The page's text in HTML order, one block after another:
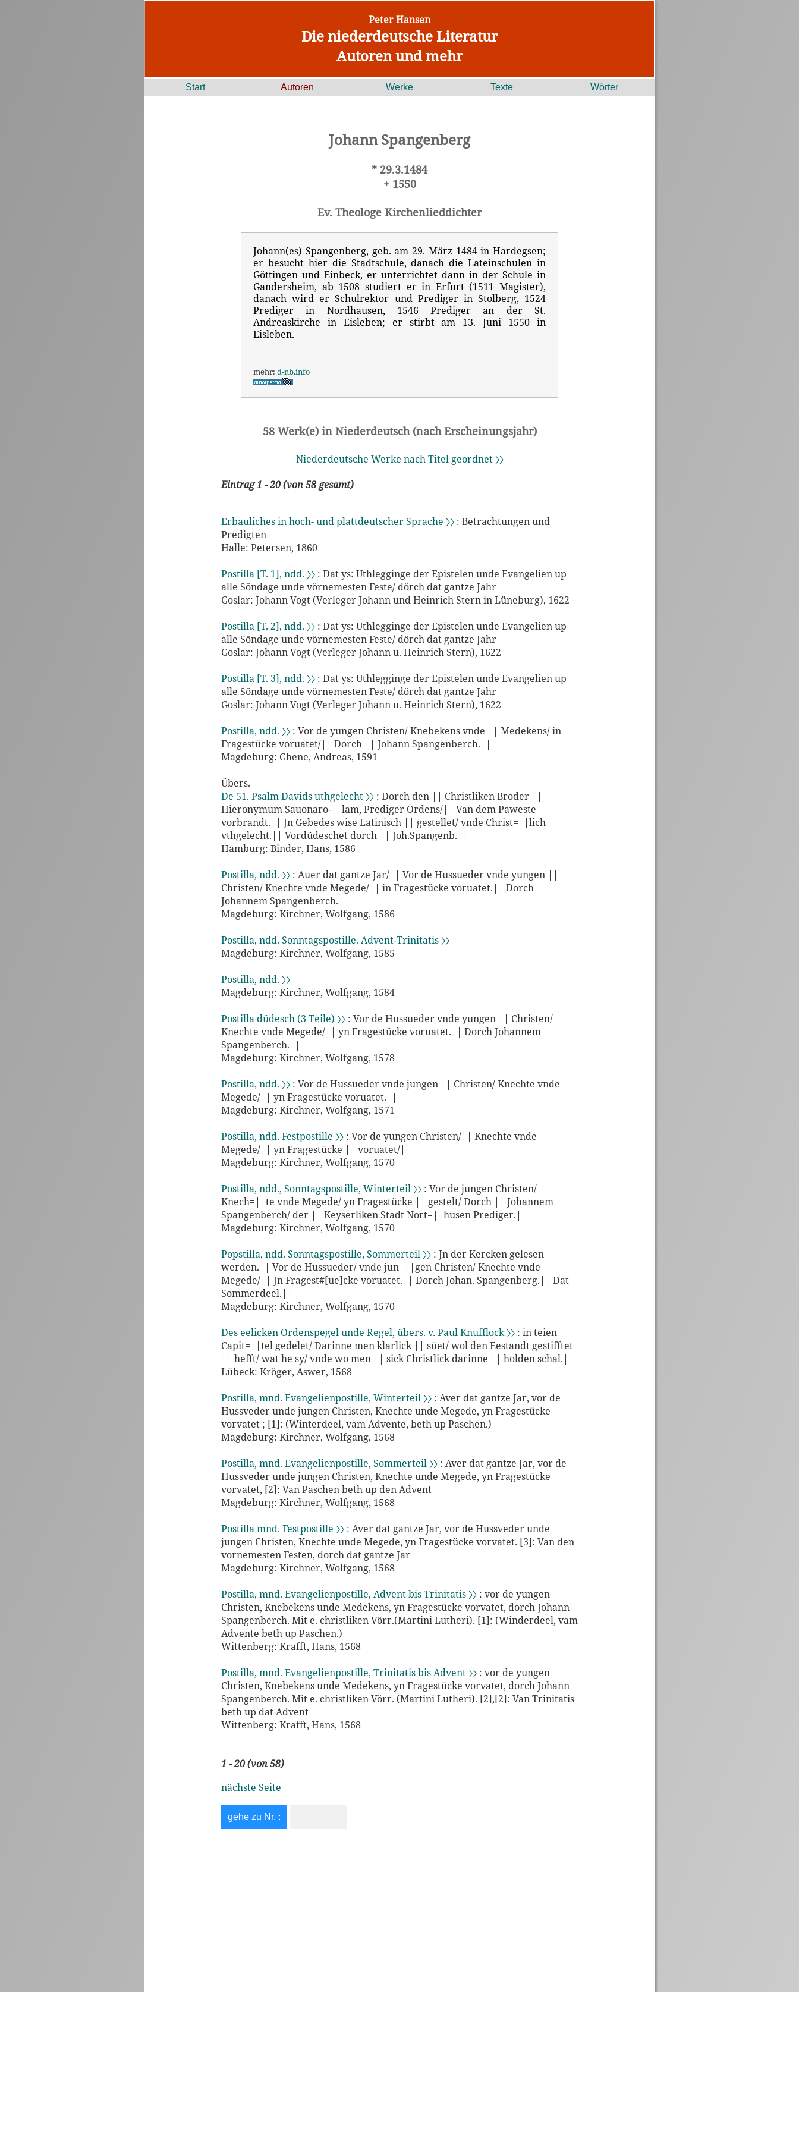
Peter Hansen
Die niederdeutsche Literatur
Autoren und mehr
Start Autoren Werke Texte Wörter
Johann Spangenberg
* 29.3.1484
+ 1550
Ev. Theologe Kirchenlieddichter
Johann(es) Spangenberg, geb. am 29. März 1484 in Hardegsen;
er besucht hier die Stadtschule, danach die Lateinschulen in
Göttingen und Einbeck, er unterrichtet dann in der Schule in
Gandersheim, ab 1508 studiert er in Erfurt (1511 Magister),
danach wird er Schulrektor und Prediger in Stolberg, 1524
Prediger in Nordhausen, 1546 Prediger an der St.
Andreaskirche in Eisleben; er stirbt am 13. Juni 1550 in
Eisleben.
mehr: d-nb.info
58 Werk(e) in Niederdeutsch (nach Erscheinungsjahr)
Niederdeutsche Werke nach Titel geordnet 〉〉
Eintrag 1 - 20 (von 58 gesamt)
Erbauliches in hoch- und plattdeutscher Sprache 〉〉 : Betrachtungen und
Predigten
Halle: Petersen, 1860
Postilla [T. 1], ndd. 〉〉 : Dat ys: Uthlegginge der Epistelen unde Evangelien up
alle Söndage unde vörnemesten Feste/ dörch dat gantze Jahr
Goslar: Johann Vogt (Verleger Johann und Heinrich Stern in Lüneburg), 1622
Postilla [T. 2], ndd. 〉〉 : Dat ys: Uthlegginge der Epistelen unde Evangelien up
alle Söndage unde vörnemesten Feste/ dörch dat gantze Jahr
Goslar: Johann Vogt (Verleger Johann u. Heinrich Stern), 1622
Postilla [T. 3], ndd. 〉〉 : Dat ys: Uthlegginge der Epistelen unde Evangelien up
alle Söndage unde vörnemesten Feste/ dörch dat gantze Jahr
Goslar: Johann Vogt (Verleger Johann u. Heinrich Stern), 1622
Postilla, ndd. 〉〉 : Vor de yungen Christen/ Knebekens vnde || Medekens/ in
Fragestücke voruatet/|| Dorch || Johann Spangenberch.||
Magdeburg: Ghene, Andreas, 1591
Übers.
De 51. Psalm Davids uthgelecht 〉〉 : Dorch den || Christliken Broder ||
Hieronymum Sauonaro-||lam, Prediger Ordens/|| Van dem Paweste
vorbrandt.|| Jn Gebedes wise Latinisch || gestellet/ vnde Christ=||lich
vthgelecht.|| Vordüdeschet dorch || Joh.Spangenb.||
Hamburg: Binder, Hans, 1586
Postilla, ndd. 〉〉 : Auer dat gantze Jar/|| Vor de Hussueder vnde yungen ||
Christen/ Knechte vnde Megede/|| in Fragestücke voruatet.|| Dorch
Johannem Spangenberch.
Magdeburg: Kirchner, Wolfgang, 1586
Postilla, ndd. Sonntagspostille. Advent-Trinitatis 〉〉
Magdeburg: Kirchner, Wolfgang, 1585
Postilla, ndd. 〉〉
Magdeburg: Kirchner, Wolfgang, 1584
Postilla düdesch (3 Teile) 〉〉 : Vor de Hussueder vnde yungen || Christen/
Knechte vnde Megede/|| yn Fragestücke voruatet.|| Dorch Johannem
Spangenberch.||
Magdeburg: Kirchner, Wolfgang, 1578
Postilla, ndd. 〉〉 : Vor de Hussueder vnde jungen || Christen/ Knechte vnde
Megede/|| yn Fragestücke voruatet.||
Magdeburg: Kirchner, Wolfgang, 1571
Postilla, ndd. Festpostille 〉〉 : Vor de yungen Christen/|| Knechte vnde
Megede/|| yn Fragestücke || voruatet/||
Magdeburg: Kirchner, Wolfgang, 1570
Postilla, ndd., Sonntagspostille, Winterteil 〉〉 : Vor de jungen Christen/
Knech=||te vnde Megede/ yn Fragestücke || gestelt/ Dorch || Johannem
Spangenberch/ der || Keyserliken Stadt Nort=||husen Prediger.||
Magdeburg: Kirchner, Wolfgang, 1570
Popstilla, ndd. Sonntagspostille, Sommerteil 〉〉 : Jn der Kercken gelesen
werden.|| Vor de Hussueder/ vnde jun=||gen Christen/ Knechte vnde
Megede/|| Jn Fragest#[ue]cke voruatet.|| Dorch Johan. Spangenberg.|| Dat
Sommerdeel.||
Magdeburg: Kirchner, Wolfgang, 1570
Des eelicken Ordenspegel unde Regel, übers. v. Paul Knufflock 〉〉 : in teien
Capit=||tel gedelet/ Darinne men klarlick || süet/ wol den Eestandt gestifftet
|| hefft/ wat he sy/ vnde wo men || sick Christlick darinne || holden schal.||
Lübeck: Kröger, Aswer, 1568
Postilla, mnd. Evangelienpostille, Winterteil 〉〉 : Aver dat gantze Jar, vor de
Hussveder unde jungen Christen, Knechte unde Megede, yn Fragestücke
vorvatet ; [1]: (Winterdeel, vam Advente, beth up Paschen.)
Magdeburg: Kirchner, Wolfgang, 1568
Postilla, mnd. Evangelienpostille, Sommerteil 〉〉 : Aver dat gantze Jar, vor de
Hussveder unde jungen Christen, Knechte unde Megede, yn Fragestücke
vorvatet, [2]: Van Paschen beth up den Advent
Magdeburg: Kirchner, Wolfgang, 1568
Postilla mnd. Festpostille 〉〉 : Aver dat gantze Jar, vor de Hussveder unde
jungen Christen, Knechte unde Megede, yn Fragestücke vorvatet. [3]: Van den
vornemesten Festen, dorch dat gantze Jar
Magdeburg: Kirchner, Wolfgang, 1568
Postilla, mnd. Evangelienpostille, Advent bis Trinitatis 〉〉 : vor de yungen
Christen, Knebekens unde Medekens, yn Fragestücke vorvatet, dorch Johann
Spangenberch. Mit e. christliken Vörr.(Martini Lutheri). [1]: (Winderdeel, vam
Advente beth up Paschen.)
Wittenberg: Krafft, Hans, 1568
Postilla, mnd. Evangelienpostille, Trinitatis bis Advent 〉〉 : vor de yungen
Christen, Knebekens unde Medekens, yn Fragestücke vorvatet, dorch Johann
Spangenberch. Mit e. christliken Vörr. (Martini Lutheri). [2],[2]: Van Trinitatis
beth up dat Advent
Wittenberg: Krafft, Hans, 1568
1 - 20 (von 58)
nächste Seite